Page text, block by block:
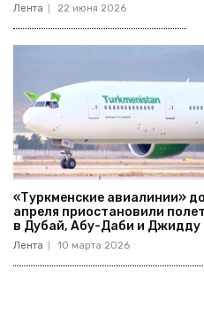
Лента 22 июня 2026
«Туркменские авиалинии»
апреля приостановили
в Дубай, Абу-Даби и Джидду
Лента 10 марта 2026